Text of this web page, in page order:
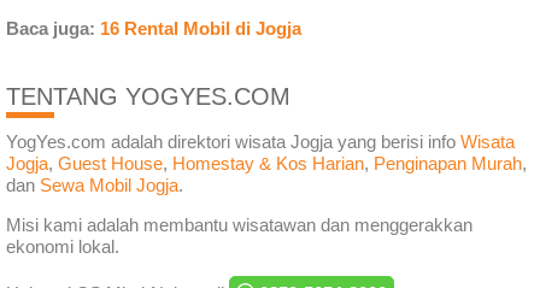
Baca juga: 16 Rental Mobil di Jogja
TENTANG YOGYES.COM
YogYes.com adalah direktori wisata Jogja yang berisi info Wisata
Jogja, Guest House, Homestay & Kos Harian, Penginapan Murah,
dan Sewa Mobil Jogja.
Misi kami adalah membantu wisatawan dan menggerakkan
ekonomi lokal.